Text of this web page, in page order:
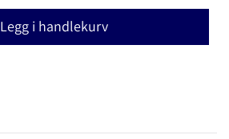
Legg i handlekurv